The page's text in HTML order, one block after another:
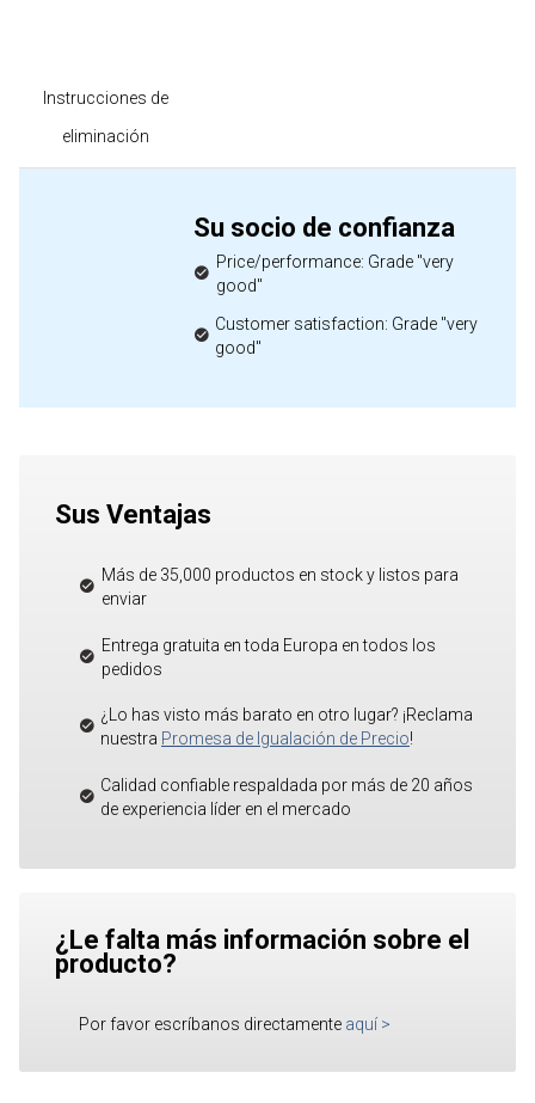
Instrucciones de
eliminación
Su socio de confianza
Price/performance: Grade "very
good"
Customer satisfaction: Grade "very
good"
Sus Ventajas
Más de 35,000 productos en stock y listos para
enviar
Entrega gratuita en toda Europa en todos los
pedidos
¿Lo has visto más barato en otro lugar? ¡Reclama
nuestra Promesa de Igualación de Precio!
Calidad confiable respaldada por más de 20 años
de experiencia líder en el mercado
¿Le falta más información sobre el
producto?
Por favor escríbanos directamente aquí >